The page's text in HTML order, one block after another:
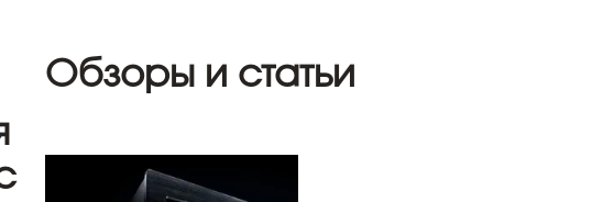
Обзоры и статьи